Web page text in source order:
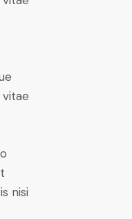
nisi